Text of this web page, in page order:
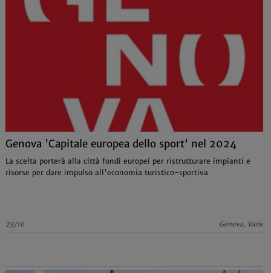
Genova 'Capitale europea dello sport' nel 2024
La scelta porterà alla città fondi europei per ristrutturare impianti e
risorse per dare impulso all'economia turistico-sportiva
25/10 Genova, Varie